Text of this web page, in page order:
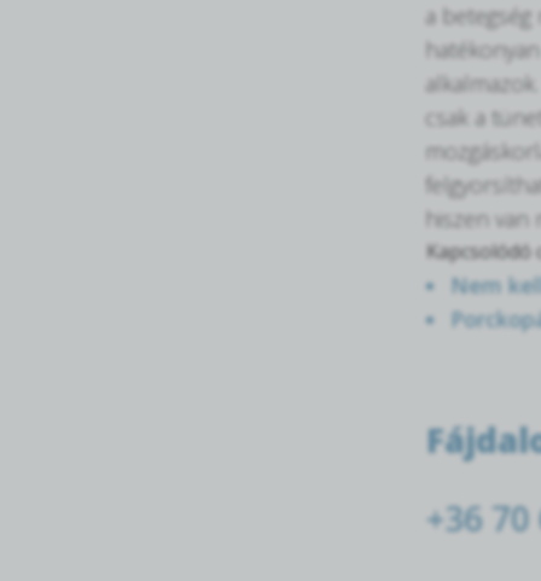
a
csak a
hiszen van
Kapcsolódó
Nem
+36